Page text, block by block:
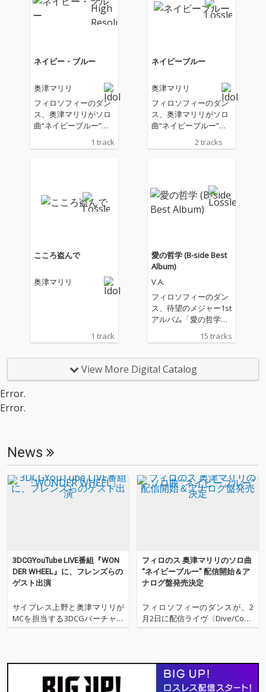
ネイビー・ブルー
奥津マリリ
フィロソフィーのダン
ス、奥津マリリがソロ
曲“ネイビーブルー”を
1 track
ネイビーブルー
奥津マリリ
フィロソフィーのダン
ス、奥津マリリがソロ
曲“ネイビーブルー”を
2 tracks
こころ盗んで
奥津マリリ
1 track
愛の哲学 (B-side Best
Album)
V.A.
フィロソフィーのダン
ス、待望のメジャー1st
アルバム「愛の哲学」
よりカップリング・ベ
スト
15 tracks
View More Digital Catalog
Error.
Error.
News
3DCGYouTube LIVE番組『WON
DER WHEEL』に、フレンズらの
ゲスト出演
サイプレス上野と奥津マリリが
MCを担当する3DCGバーチャル
ライブの音楽番組「WONDER W
第5回目となる今回のゲストに
は、フレンズ、yukaDD(;´∀`)、S
フィロのス 奥津マリリのソロ曲
“ネイビーブルー” 配信開始＆ア
ナログ盤発売決定
フィロソフィーのダンスが、2
月2日に配信ライヴ〈Dive/Conn
ect〉を行い、奥津マリリのソロ
ードのリリースが決定したこと
を発表した。 本ライヴは、Son
yMusicが立ち上げた「Zeppで